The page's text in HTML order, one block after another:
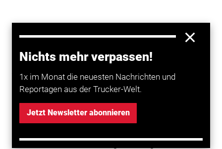
Nichts mehr verpassen!
1x im Monat die neuesten Nachrichten und
Reportagen aus der Trucker-Welt.
Jetzt Newsletter abonnieren
Straßen. Das Tief Tristan hat in dieser Woche den
Verkehr an vielen Stellen zum Erliegen gebracht.
Teilweise ging auf den Autobahnen stundenlang nichts
Einsatzkräfte Höchstleistungen erbringen.